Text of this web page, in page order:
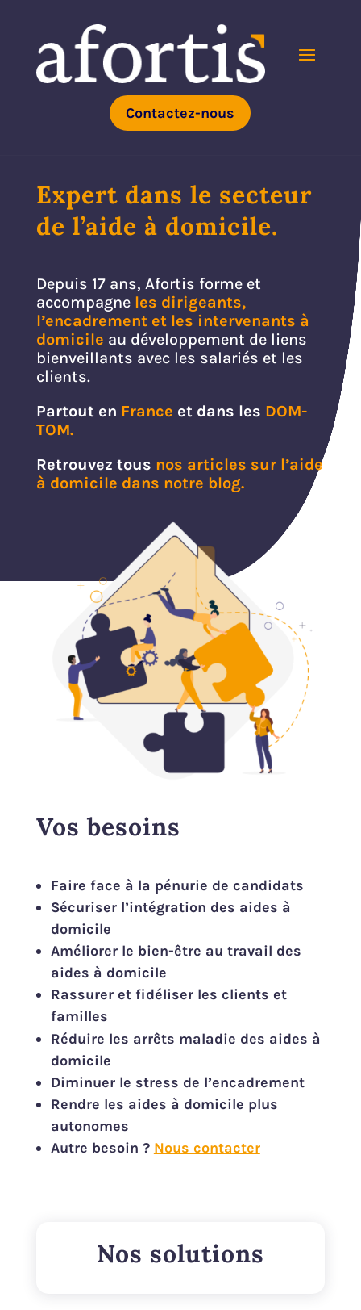
Contactez-nous
Expert dans le secteur
de l’aide à domicile.
Depuis 17 ans, Afortis forme et
accompagne les dirigeants,
l’encadrement et les intervenants à
domicile au développement de liens
bienveillants avec les salariés et les
clients.
Partout en France et dans les DOM-
TOM.
Retrouvez tous nos articles sur l’aide
à domicile dans notre blog.
Vos besoins
Faire face à la pénurie de candidats
Sécuriser l’intégration des aides à
domicile
Améliorer le bien-être au travail des
aides à domicile
Rassurer et fidéliser les clients et
familles
Réduire les arrêts maladie des aides à
domicile
Diminuer le stress de l’encadrement
Rendre les aides à domicile plus
autonomes
Autre besoin ? Nous contacter
Nos solutions